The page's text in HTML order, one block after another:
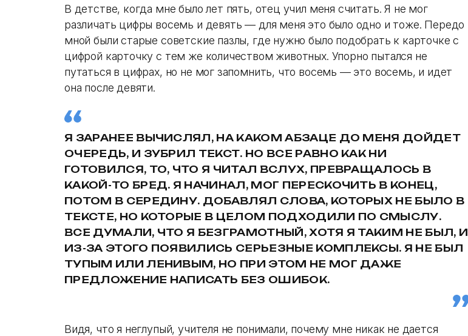
В детстве, когда мне было лет пять, отец учил меня считать. Я не мог
различать цифры восемь и девять — для меня это было одно и тоже. Передо
мной были старые советские пазлы, где нужно было подобрать к карточке с
цифрой карточку с тем же количеством животных. Упорно пытался не
путаться в цифрах, но не мог запомнить, что восемь — это восемь, и идет
она после девяти.
Я ЗАРАНЕЕ ВЫЧИСЛЯЛ, НА КАКОМ АБЗАЦЕ ДО МЕНЯ ДОЙДЕТ
ОЧЕРЕДЬ, И ЗУБРИЛ ТЕКСТ. НО ВСЕ РАВНО КАК НИ
ГОТОВИЛСЯ, ТО, ЧТО Я ЧИТАЛ ВСЛУХ, ПРЕВРАЩАЛОСЬ В
КАКОЙ-ТО БРЕД. Я НАЧИНАЛ, МОГ ПЕРЕСКОЧИТЬ В КОНЕЦ,
ПОТОМ В СЕРЕДИНУ. ДОБАВЛЯЛ СЛОВА, КОТОРЫХ НЕ БЫЛО В
ТЕКСТЕ, НО КОТОРЫЕ В ЦЕЛОМ ПОДХОДИЛИ ПО СМЫСЛУ.
ВСЕ ДУМАЛИ, ЧТО Я БЕЗГРАМОТНЫЙ, ХОТЯ Я ТАКИМ НЕ БЫЛ, И
ИЗ-ЗА ЭТОГО ПОЯВИЛИСЬ СЕРЬЕЗНЫЕ КОМПЛЕКСЫ. Я НЕ БЫЛ
ТУПЫМ ИЛИ ЛЕНИВЫМ, НО ПРИ ЭТОМ НЕ МОГ ДАЖЕ
ПРЕДЛОЖЕНИЕ НАПИСАТЬ БЕЗ ОШИБОК.
Видя, что я неглупый, учителя не понимали, почему мне никак не дается